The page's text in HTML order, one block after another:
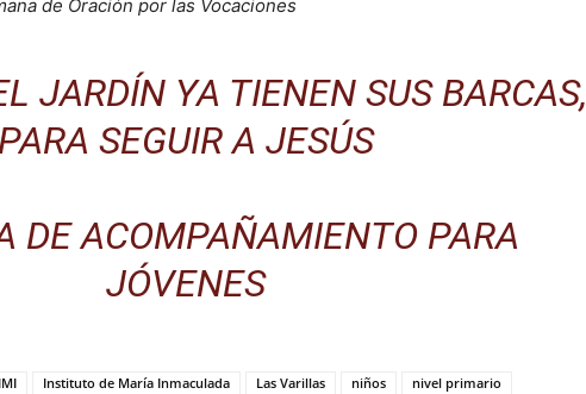
de Oración por las Vocaciones
JARDÍN YA TIENEN SUS BARCAS,
PARA SEGUIR A JESÚS
DE ACOMPAÑAMIENTO PARA
JÓVENES
IMI Instituto de María Inmaculada Las Varillas niños
nivel primario